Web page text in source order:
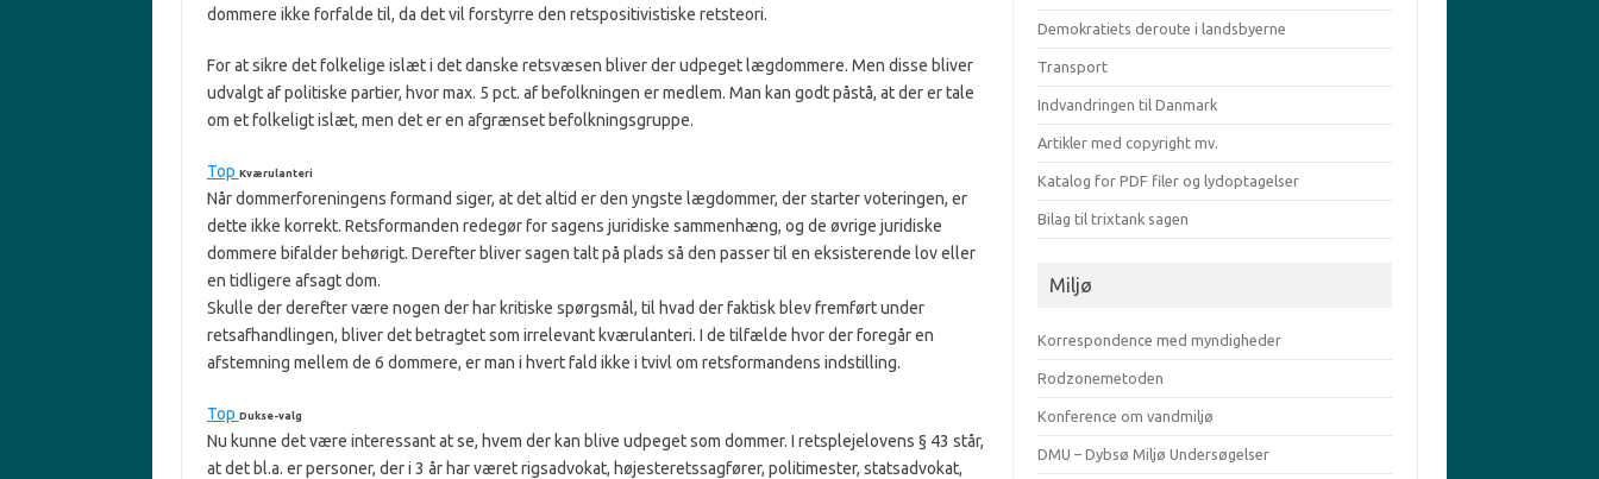
dommere ikke forfalde til, da det vil forstyrre den retspositivistiske retsteori.
For at sikre det folkelige islæt i det danske retsvæsen bliver der udpeget lægdommere. Men disse bliver
udvalgt af politiske partier, hvor max. 5 pct. af befolkningen er medlem. Man kan godt påstå, at der er tale
om et folkeligt islæt, men det er en afgrænset befolkningsgruppe.
Top Kværulanteri
Når dommerforeningens formand siger, at det altid er den yngste lægdommer, der starter voteringen, er
dette ikke korrekt. Retsformanden redegør for sagens juridiske sammenhæng, og de øvrige juridiske
dommere bifalder behørigt. Derefter bliver sagen talt på plads så den passer til en eksisterende lov eller
en tidligere afsagt dom.
Skulle der derefter være nogen der har kritiske spørgsmål, til hvad der faktisk blev fremført under
retsafhandlingen, bliver det betragtet som irrelevant kværulanteri. I de tilfælde hvor der foregår en
afstemning mellem de 6 dommere, er man i hvert fald ikke i tvivl om retsformandens indstilling.
Top Dukse-valg
Nu kunne det være interessant at se, hvem der kan blive udpeget som dommer. I retsplejelovens § 43 står,
at det bl.a. er personer, der i 3 år har været rigsadvokat, højesteretssagfører, politimester, statsadvokat,
Demokratiets deroute i landsbyerne
Transport
Indvandringen til Danmark
Artikler med copyright mv.
Katalog for PDF filer og lydoptagelser
Bilag til trixtank sagen
Miljø
Korrespondence med myndigheder
Rodzonemetoden
Konference om vandmiljø
DMU – Dybsø Miljø Undersøgelser